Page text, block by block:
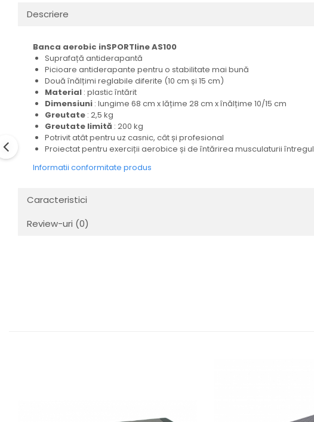
Descriere
Banca aerobic inSPORTline AS100
Suprafață antiderapantă
Picioare antiderapante pentru o stabilitate mai bună
Două înălțimi reglabile diferite (10 cm și 15 cm)
Material : plastic întărit
Dimensiuni : lungime 68 cm x lățime 28 cm x înălțime 10/15 cm
Greutate : 2,5 kg
Greutate limită : 200 kg
Potrivit atât pentru uz casnic, cât și profesional
Proiectat pentru exerciții aerobice și de întărirea musculaturii
Informatii conformitate produs
Caracteristici
Review-uri (0)